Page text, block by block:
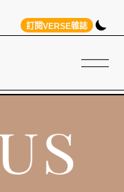
訂閱VERSE雜誌